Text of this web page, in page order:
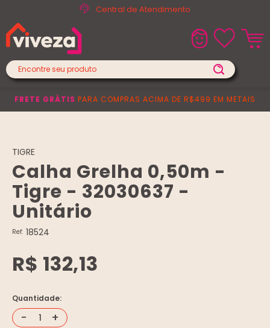
Central de Atendimento
FRETE GRÁTIS PARA COMPRAS ACIMA DE R$499 EM METAIS
TIGRE
Calha Grelha 0,50m -
Tigre - 32030637 -
Unitário
Ref: 18524
R$ 132,13
Quantidade:
- +